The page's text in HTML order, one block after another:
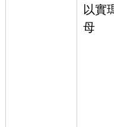
以實
母